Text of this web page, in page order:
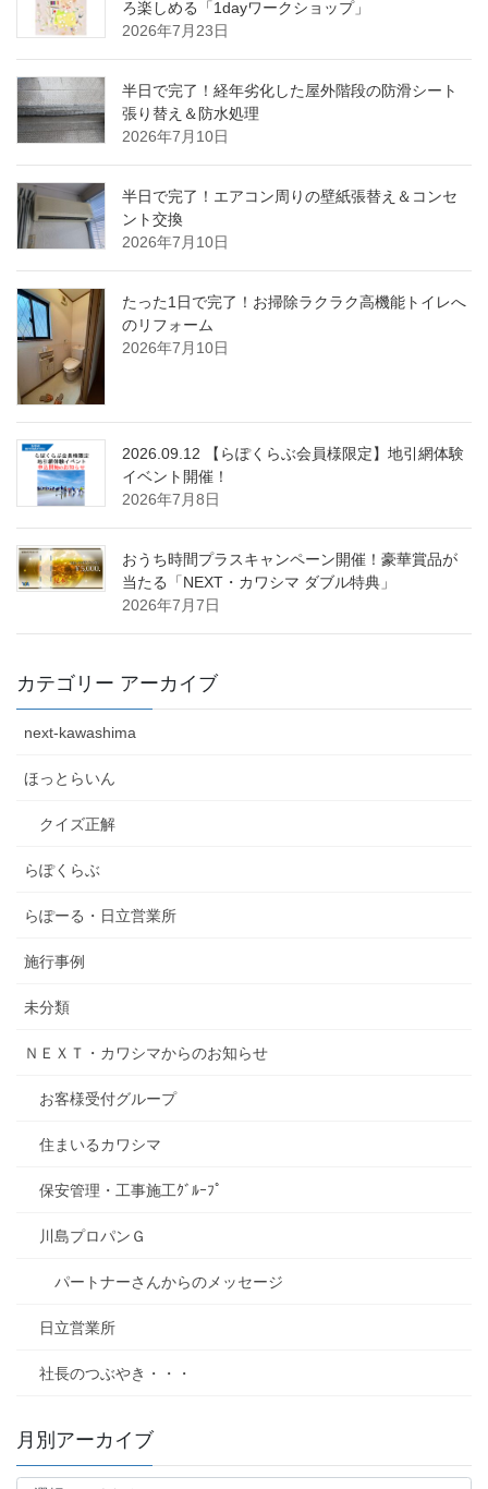
ろ楽しめる「1dayワークショップ」
2026年7月23日
半日で完了！経年劣化した屋外階段の防滑シート
張り替え＆防水処理
2026年7月10日
半日で完了！エアコン周りの壁紙張替え＆コンセ
ント交換
2026年7月10日
たった1日で完了！お掃除ラクラク高機能トイレへ
のリフォーム
2026年7月10日
2026.09.12 【らぽくらぶ会員様限定】地引網体験
イベント開催！
2026年7月8日
おうち時間プラスキャンペーン開催！豪華賞品が
当たる「NEXT・カワシマ ダブル特典」
2026年7月7日
カテゴリー アーカイブ
next-kawashima
ほっとらいん
クイズ正解
らぽくらぶ
らぽーる・日立営業所
施行事例
未分類
ＮＥＸＴ・カワシマからのお知らせ
お客様受付グループ
住まいるカワシマ
保安管理・工事施工ｸﾞﾙｰﾌﾟ
川島プロパンＧ
パートナーさんからのメッセージ
日立営業所
社長のつぶやき・・・
月別アーカイブ